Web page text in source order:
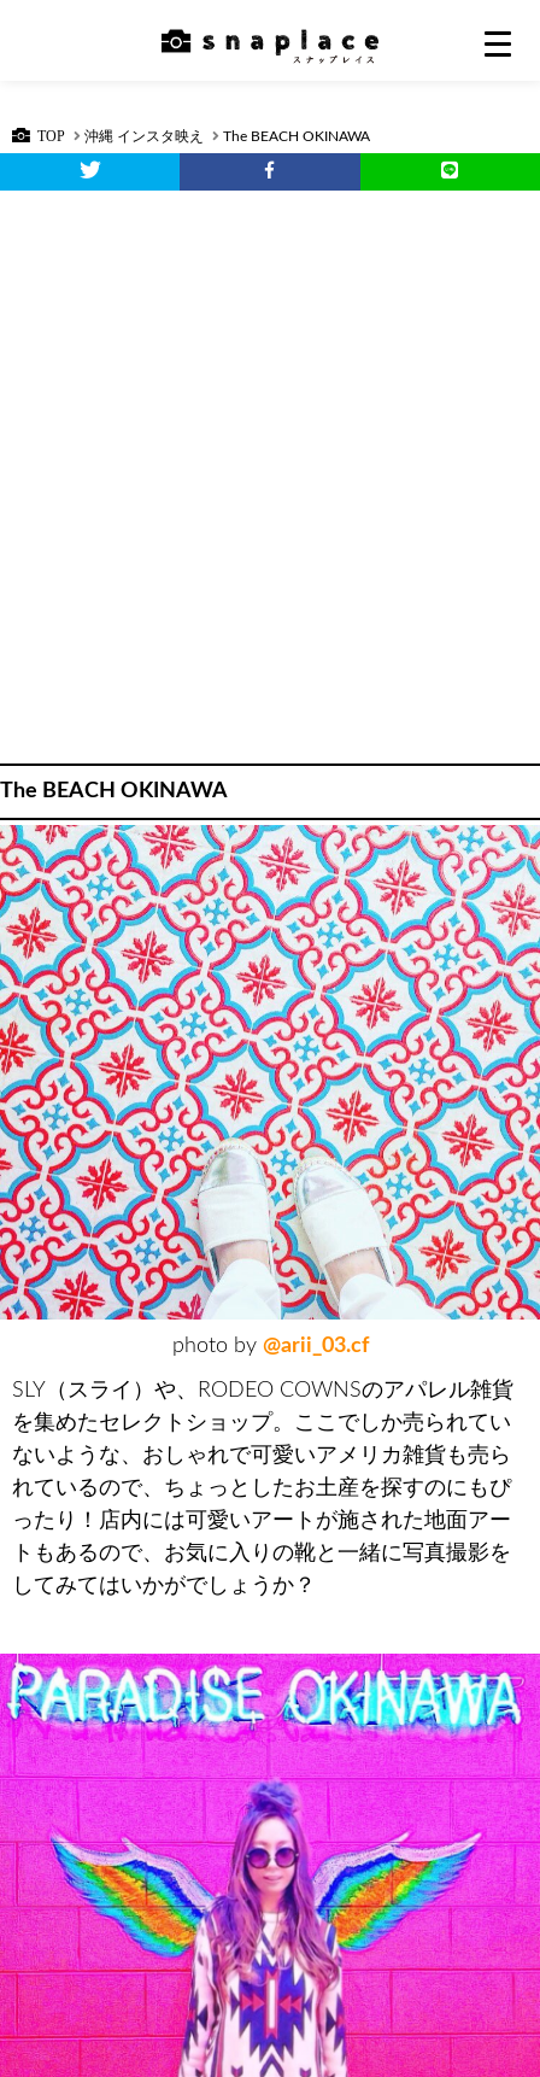
TOP 沖縄 インスタ映え The BEACH OKINAWA
The BEACH OKINAWA
photo by @arii_03.cf
SLY（スライ）や、RODEO COWNSのアパレル雑貨
を集めたセレクトショップ。ここでしか売られてい
ないような、おしゃれで可愛いアメリカ雑貨も売ら
れているので、ちょっとしたお土産を探すのにもぴ
ったり！店内には可愛いアートが施された地面アー
トもあるので、お気に入りの靴と一緒に写真撮影を
してみてはいかがでしょうか？